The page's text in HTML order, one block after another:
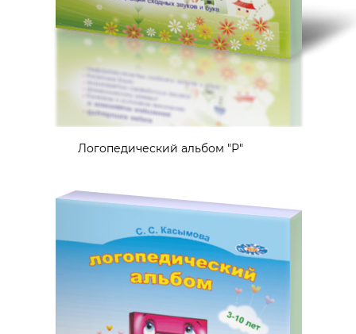
Логопедический альбом "Р"